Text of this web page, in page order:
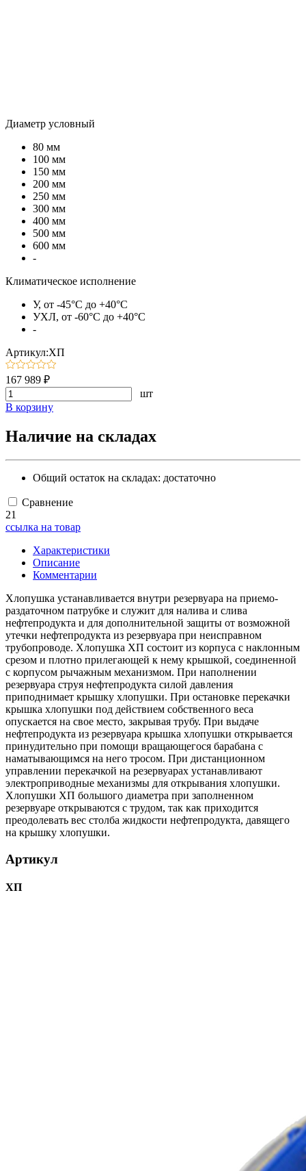
Диаметр условный
80 мм
100 мм
150 мм
200 мм
250 мм
300 мм
400 мм
500 мм
600 мм
-
Климатическое исполнение
У, от -45°C до +40°C
УХЛ, от -60°C до +40°C
-
Артикул:ХП
167 989 ₽
шт
В корзину
Наличие на складах
Общий остаток на складах: достаточно
Сравнение
21
ссылка на товар
Характеристики
Описание
Комментарии
Хлопушка устанавливается внутри резервуара на приемо-
раздаточном патрубке и служит для налива и слива
нефтепродукта и для дополнительной защиты от возможной
утечки нефтепродукта из резервуара при неисправном
трубопроводе. Хлопушка ХП состоит из корпуса с наклонным
срезом и плотно прилегающей к нему крышкой, соединенной
с корпусом рычажным механизмом. При наполнении
резервуара струя нефтепродукта силой давления
приподнимает крышку хлопушки. При остановке перекачки
крышка хлопушки под действием собственного веса
опускается на свое место, закрывая трубу. При выдаче
нефтепродукта из резервуара крышка хлопушки открывается
принудительно при помощи вращающегося барабана с
наматывающимся на него тросом. При дистанционном
управлении перекачкой на резервуарах устанавливают
электроприводные механизмы для открывания хлопушки.
Хлопушки ХП большого диаметра при заполненном
резервуаре открываются с трудом, так как приходится
преодолевать вес столба жидкости нефтепродукта, давящего
на крышку хлопушки.
Артикул
ХП